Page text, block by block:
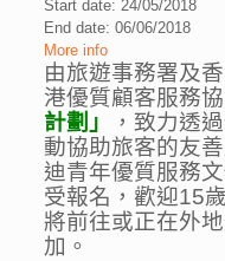
Start date: 24/05/2018
End date: 06/06/2018
More info
由旅遊事務署及
港優質顧客服務
計劃」
，致力透
動協助旅客的友
迪青年優質服務
受報名，歡迎15
將前往或正在外
加。